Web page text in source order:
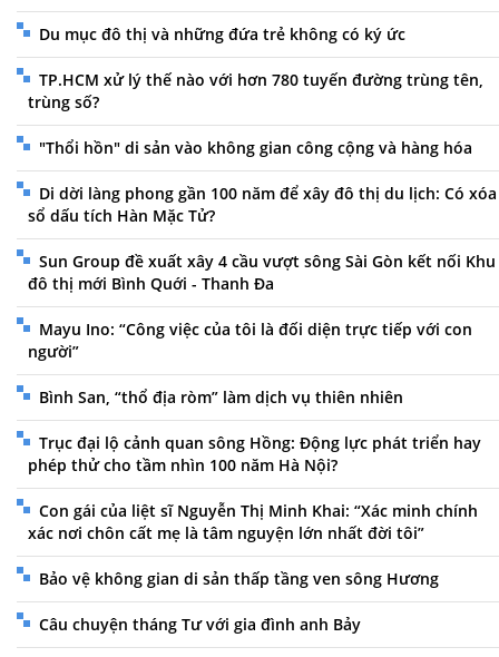
Du mục đô thị và những đứa trẻ không có ký ức
TP.HCM xử lý thế nào với hơn 780 tuyến đường trùng tên,
trùng số?
"Thổi hồn" di sản vào không gian công cộng và hàng hóa
Di dời làng phong gần 100 năm để xây đô thị du lịch: Có xóa
sổ dấu tích Hàn Mặc Tử?
Sun Group đề xuất xây 4 cầu vượt sông Sài Gòn kết nối Khu
đô thị mới Bình Quới - Thanh Đa
Mayu Ino: “Công việc của tôi là đối diện trực tiếp với con
người”
Bình San, “thổ địa ròm” làm dịch vụ thiên nhiên
Trục đại lộ cảnh quan sông Hồng: Động lực phát triển hay
phép thử cho tầm nhìn 100 năm Hà Nội?
Con gái của liệt sĩ Nguyễn Thị Minh Khai: “Xác minh chính
xác nơi chôn cất mẹ là tâm nguyện lớn nhất đời tôi”
Bảo vệ không gian di sản thấp tầng ven sông Hương
Câu chuyện tháng Tư với gia đình anh Bảy